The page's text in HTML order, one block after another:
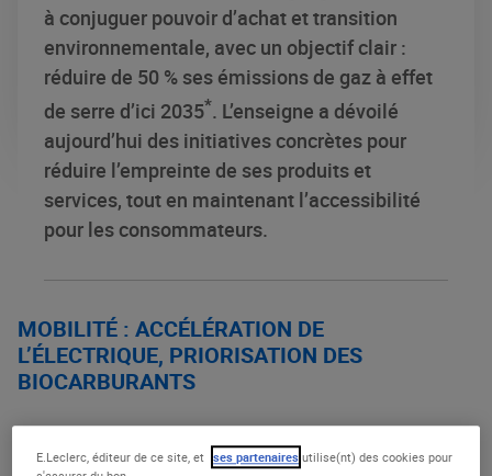
à conjuguer pouvoir d’achat et transition
environnementale, avec un objectif clair :
réduire de 50 % ses émissions de gaz à effet
de serre d’ici 2035*. L’enseigne a dévoilé
aujourd’hui des initiatives concrètes pour
réduire l’empreinte de ses produits et
services, tout en maintenant l’accessibilité
pour les consommateurs.
MOBILITÉ : ACCÉLÉRATION DE
L’ÉLECTRIQUE, PRIORISATION DES
BIOCARBURANTS
E.Leclerc annonce le lancement fin 2025 de
son offre de recharge pourvéhicules électriques, avec un
E.Leclerc, éditeur de ce site, et ses partenaires utilise(nt) des cookies pour